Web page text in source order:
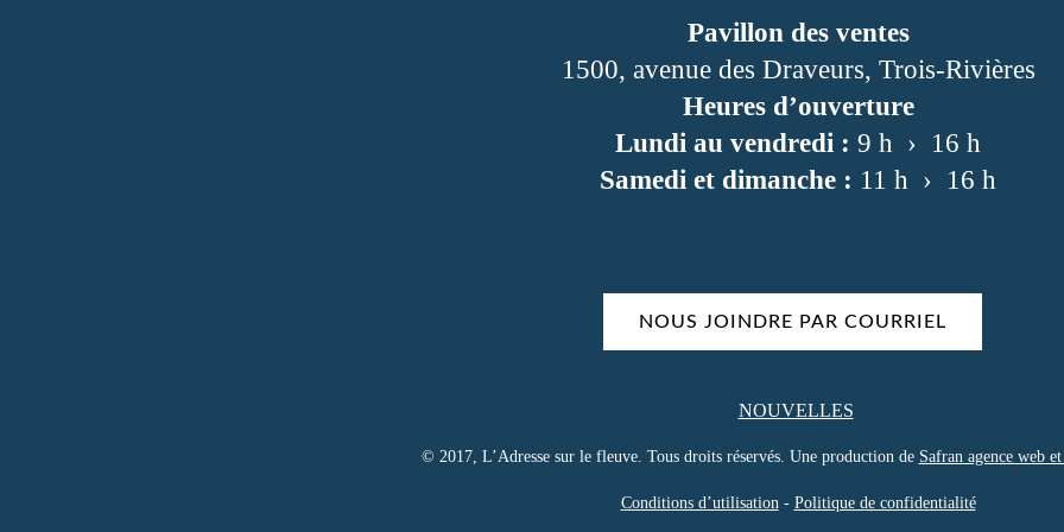
Pavillon des ventes
1500, avenue des Draveurs, Trois-Rivières
Heures d’ouverture
Lundi au vendredi : 9 h › 16 h
Samedi et dimanche : 11 h › 16 h
NOUS JOINDRE PAR COURRIEL
NOUVELLES
© 2017, L’Adresse sur le fleuve. Tous droits réservés. Une production de Safran agence web
Conditions d’utilisation- Politique de confidentialité